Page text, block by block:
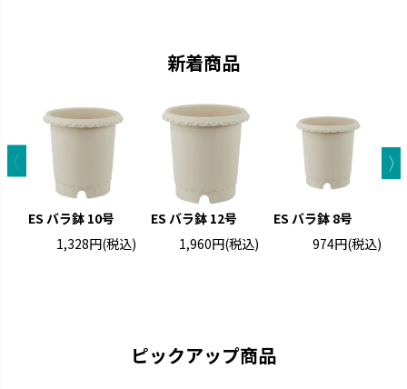
ペイントした手作りの風合いで
クロレラの恵み
クロレラの効果で植物の生長を
サポートします。
新着商品
ES バラ鉢 10号
1,328円(税込)
ES バラ鉢 12号
1,960円(税込)
ES バラ鉢 8号
974円(税込)
ピックアップ商品